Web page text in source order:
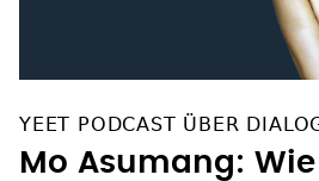
YEET PODCAST ÜBER
Mo Asumang: